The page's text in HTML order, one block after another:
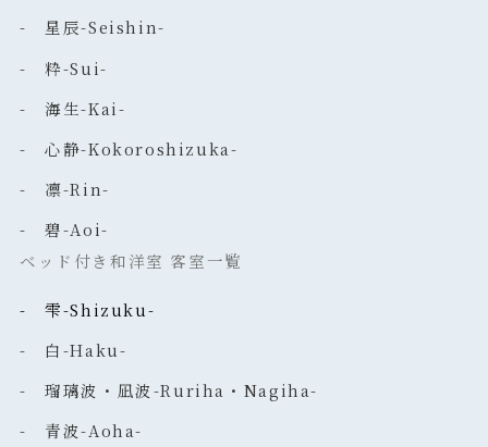
- 星辰-Seishin-
- 粋-Sui-
- 海生-Kai-
- 心静-Kokoroshizuka-
- 凛-Rin-
- 碧-Aoi-
ベッド付き和洋室 客室一覧
- 雫-Shizuku-
- 白-Haku-
- 瑠璃波・凪波-Ruriha・Nagiha-
- 青波-Aoha-